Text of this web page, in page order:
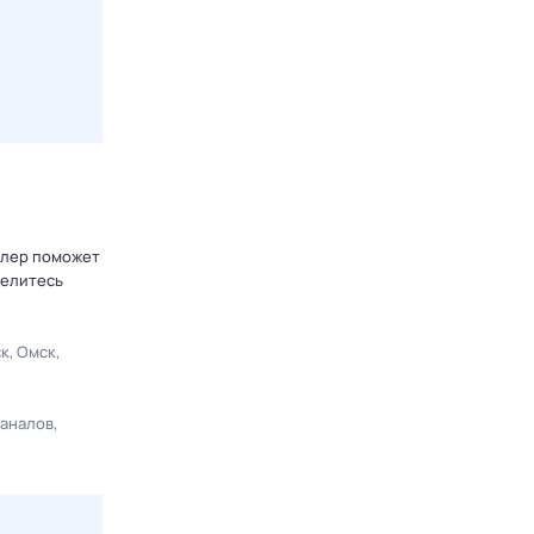
поможет
Омск